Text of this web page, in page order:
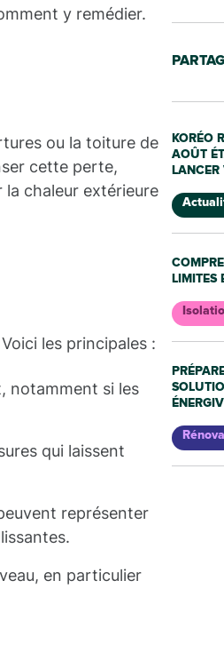
y remédier.
ou la toiture de
cette perte,
chaleur extérieure
les principales :
notamment si les
qui laissent
représenter
en particulier
KORÉO
AOÛT
LIMITES